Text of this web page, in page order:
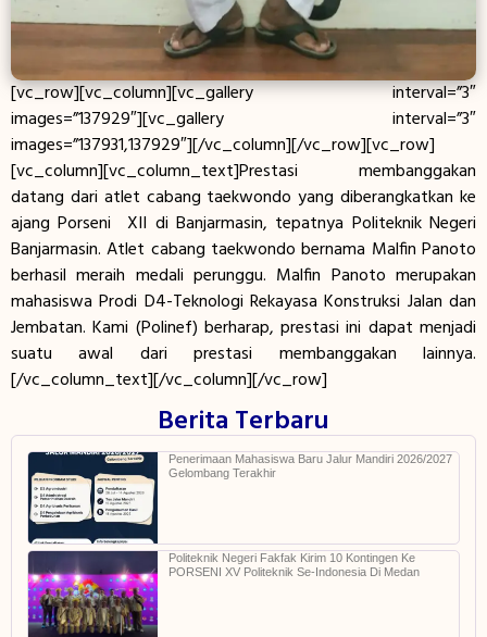
[vc_row][vc_column][vc_gallery interval=”3″
images=”137929″][vc_gallery interval=”3″
images=”137931,137929″][/vc_column][/vc_row][vc_row]
[vc_column][vc_column_text]Prestasi membanggakan
datang dari atlet cabang taekwondo yang diberangkatkan ke
ajang Porseni XII di Banjarmasin, tepatnya Politeknik Negeri
Banjarmasin. Atlet cabang taekwondo bernama Malfin Panoto
berhasil meraih medali perunggu. Malfin Panoto merupakan
mahasiswa Prodi D4-Teknologi Rekayasa Konstruksi Jalan dan
Jembatan. Kami (Polinef) berharap, prestasi ini dapat menjadi
suatu awal dari prestasi membanggakan lainnya.
[/vc_column_text][/vc_column][/vc_row]
Berita Terbaru
Penerimaan Mahasiswa Baru Jalur Mandiri 2026/2027
Gelombang Terakhir
Politeknik Negeri Fakfak Kirim 10 Kontingen Ke
PORSENI XV Politeknik Se-Indonesia Di Medan